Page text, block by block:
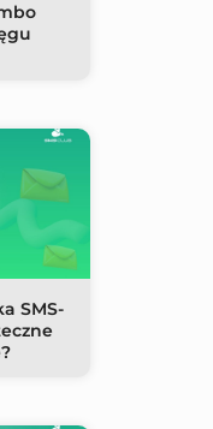
SMS-